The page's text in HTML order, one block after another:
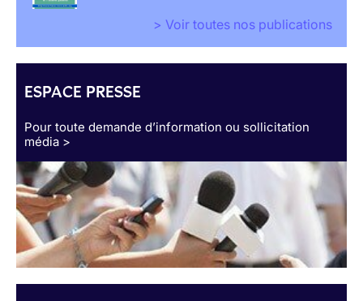
> Voir toutes nos publications
ESPACE PRESSE
Pour toute demande d’information ou sollicitation
média >